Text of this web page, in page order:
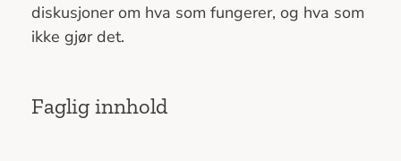
diskusjoner om hva som fungerer, og hva som
ikke gjør det.
Faglig innhold